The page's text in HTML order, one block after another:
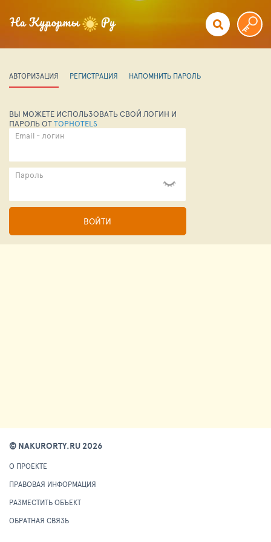
АВТОРИЗАЦИЯ РЕГИСТРАЦИЯ НАПОМНИТЬ ПАРОЛЬ
ВЫ МОЖЕТЕ ИСПОЛЬЗОВАТЬ СВОЙ ЛОГИН И
ПАРОЛЬ ОТTOPHOTELS
Email - логин
Пароль
ВОЙТИ
© NAKURORTY.RU 2026
О ПРОЕКТЕ
ПРАВОВАЯ ИНФОРМАЦИЯ
РАЗМЕСТИТЬ ОБЪЕКТ
ОБРАТНАЯ СВЯЗЬ